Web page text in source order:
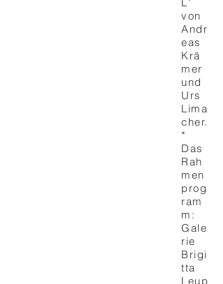
von
Andr
eas
Krä
mer
und
Urs
Lima
cher.
*
Das
Rah
men
prog
ram
m:
Gale
rie
Brigi
tta
Leup